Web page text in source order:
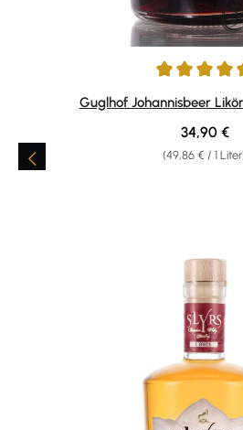
Durchschnittliche Bewertung von
Guglhof Johannisbeer
(49,86 € / 1
Regulärer
34,90 €